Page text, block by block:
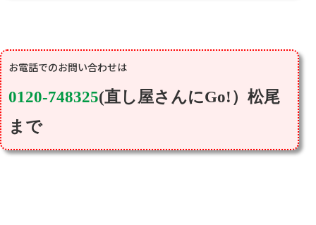
0120-748325(直し屋さんにGo! ）松尾
まで